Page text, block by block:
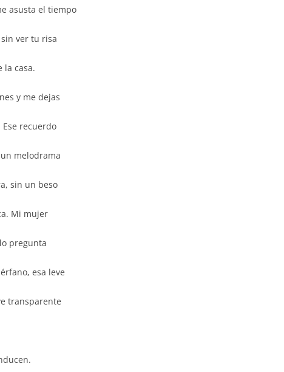
asusta el tiempo
ver tu risa
la casa.
y me dejas
recuerdo
melodrama
sin un beso
Mi mujer
pregunta
esa leve
transparente